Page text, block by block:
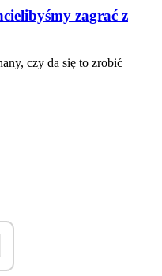
zagrać z
czy da się to zrobić